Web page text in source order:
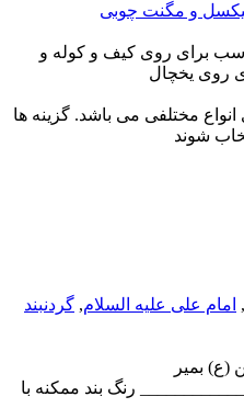
و مگنت چوبی
برای روی کیف و کوله و
روی یخچال
مختلفی می باشد. گزینه ها
شوند
, امام علی علیه السلام, گردنبند
بمیر
رنگ بند ممکنه با